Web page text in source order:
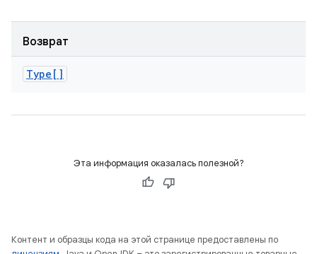
Возврат
Type[]
Эта информация оказалась полезной?
Контент и образцы кода на этой странице предоставлены по